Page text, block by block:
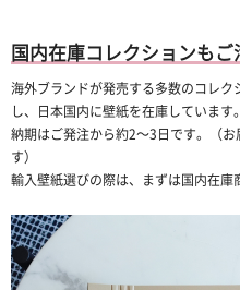
国内在庫コレクションもご
海外ブランドが発売する多数のコレ
し、日本国内に壁紙を在庫しています。
納期はご発注から約2〜3日です。（
す）
輸入壁紙選びの際は、まずは国内在庫